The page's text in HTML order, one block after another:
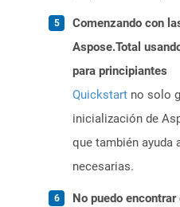
Comenzando con
Aspose.Total
para principiantes
Quickstart no solo
inicialización de
que también ayuda
necesarias.
No puedo